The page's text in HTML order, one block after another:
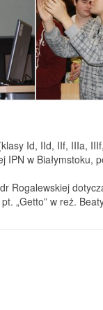
Id, IId, IIf, IIIa,
IPN w Białymstoku,
Rogalewskiej
„Getto” w reż.